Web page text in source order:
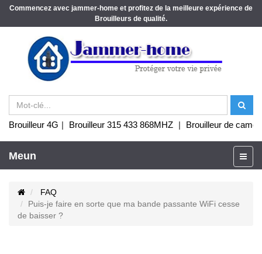
Commencez avec jammer-home et profitez de la meilleure expérience de
Brouilleurs de qualité.
Brouilleur 4G | Brouilleur 315 433 868MHZ | Brouilleur de
Meun
FAQ
Puis-je faire en sorte que ma bande passante WiFi cesse
de baisser ?